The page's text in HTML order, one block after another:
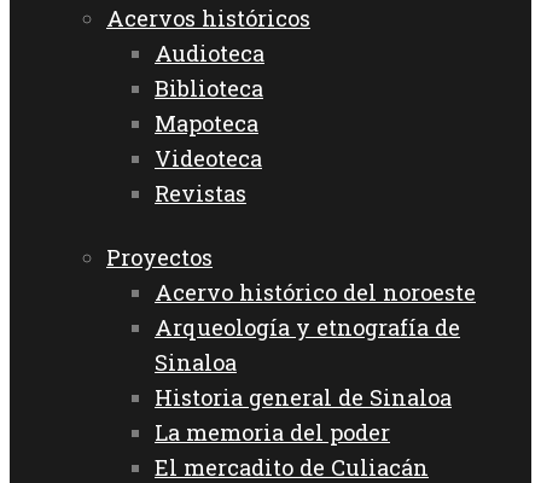
Acervos históricos
Audioteca
Biblioteca
Mapoteca
Videoteca
Revistas
Proyectos
Acervo histórico del noroeste
Arqueología y etnografía de
Sinaloa
Historia general de Sinaloa
La memoria del poder
El mercadito de Culiacán